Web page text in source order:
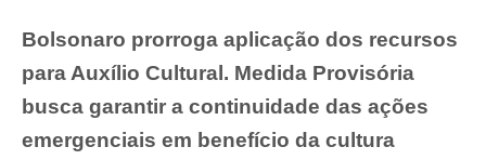
Recursos
Lei
Blanc
ser
Bolsonaro prorroga aplicação dos recursos
para Auxílio Cultural. Medida Provisória
busca garantir a continuidade das ações
emergenciais em benefício da cultura